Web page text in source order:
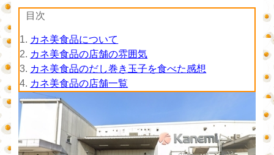
目次
1. カネ美食品について
2. カネ美食品の店舗の雰囲気
3. カネ美食品のだし巻き玉子を食べた感想
4. カネ美食品の店舗一覧